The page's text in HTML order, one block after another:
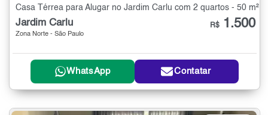
Casa Térrea para Alugar no Jardim Carlu com 2 quartos - 50 m²
Jardim Carlu
Zona Norte - São Paulo
R$ 1.500
WhatsApp Contatar